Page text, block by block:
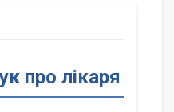
про лікаря